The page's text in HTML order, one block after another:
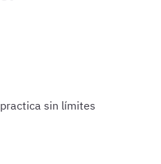
practica sin límites